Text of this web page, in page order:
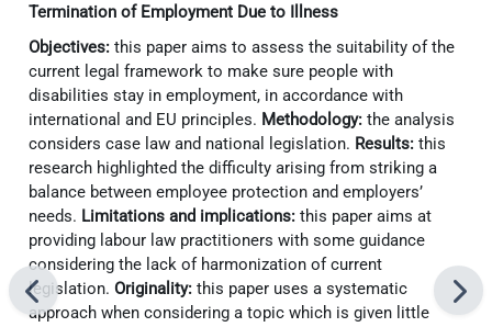
Termination of Employment Due to Illness
Objectives: this paper aims to assess the suitability of the
current legal framework to make sure people with
disabilities stay in employment, in accordance with
international and EU principles. Methodology: the analysis
considers case law and national legislation. Results: this
research highlighted the difficulty arising from striking a
balance between employee protection and employers’
needs. Limitations and implications: this paper aims at
providing labour law practitioners with some guidance
considering the lack of harmonization of current
legislation. Originality: this paper uses a systematic
approach when considering a topic which is given little